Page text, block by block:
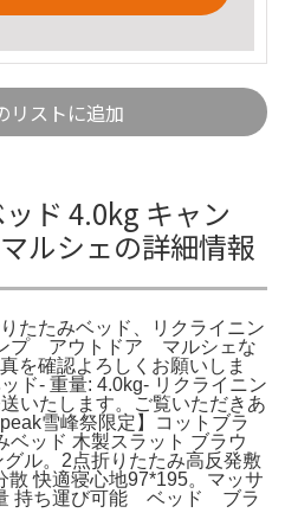
リストに追加
ド 4.0kg キャン
シェの詳細情報
たたみベッド、リクライニン
プ アウトドア マルシェな
を確認よろしくお願いしま
ド- 重量: 4.0kg- リクライニン
いたします。ご覧いただきあ
雪峰祭限定】コットブラ
ベッド 木製スラット ブラウ
ル。2点折りたたみ高反発敷
散 快適寝心地97*195。マッサ
持ち運び可能 ベッド ブラ